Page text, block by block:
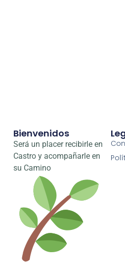
Bienvenidos
Será un placer recibirle en
Castro y acompañarle en
su Camino